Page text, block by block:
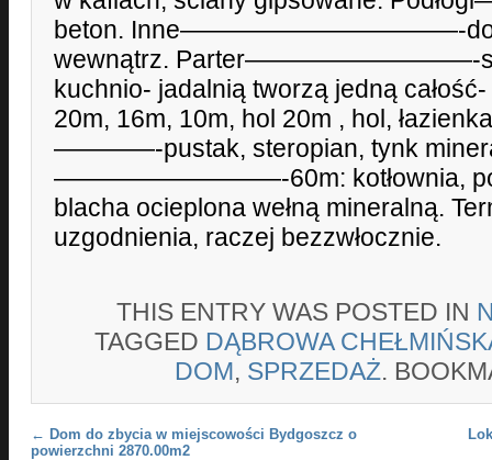
beton. Inne———————————-dom
wewnątrz. Parter—————————-
kuchnio- jadalnią tworzą jedną
20m, 16m, 10m, hol 20m , hol,
————-pustak, steropian, tynk
—————————-60m: kotłownia,
blacha ocieplona wełną mineralną.
uzgodnienia, raczej bezzwłocznie.
THIS ENTRY WAS POSTED IN
TAGGED DĄBROWA
DOM, SPRZEDAŻ.
Post navigation
← Dom do zbycia w miejscowości Bydgoszcz o
powierzchni 2870.00m2